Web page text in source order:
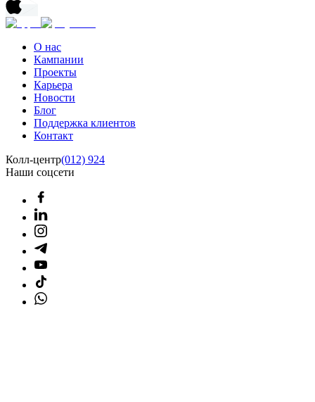
О нас
Кампании
Проекты
Карьера
Новости
Блог
Поддержка клиентов
Контакт
Колл-центр(012) 924
Наши соцсети